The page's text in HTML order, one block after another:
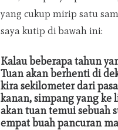
yang cukup mirip satu
saya kutip di bawah ini:
Kalau beberapa tahun
Tuan akan berhenti di
kira sekilometer dari
kanan, simpang yang
akan tuan temui sebuah
empat buah pancuran